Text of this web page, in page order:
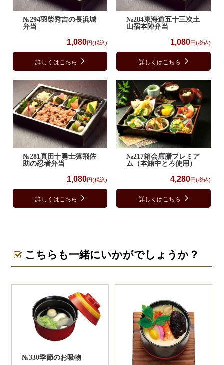
№294羽柴秀吉の長浜城
弁当
1,080円(税込)
詳しくはこちら
№284東海道五十三次土
山宿本陣弁当
1,080円(税込)
詳しくはこちら
№281真田十勇士猿飛佐
助の忍者弁当
1,080円(税込)
詳しくはこちら
№217箱会席膳プレミア
ム（本鮪中とろ使用）
4,280円(税込)
詳しくはこちら
こちらも一緒にいかがでしょうか？
№330季節のお吸物